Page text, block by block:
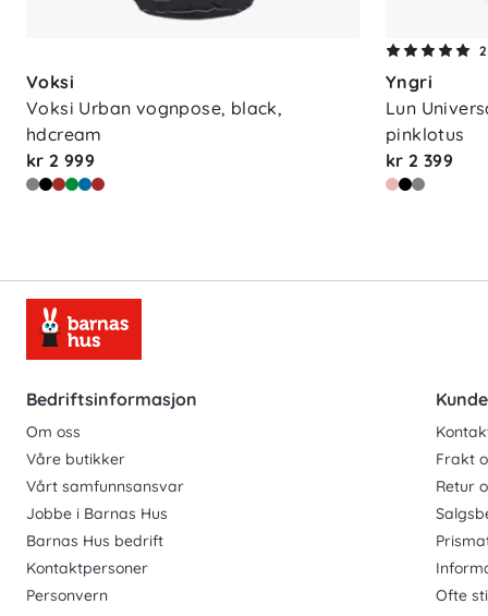
Voksi
Voksi Urban vognpose, black,
hdcream
kr 2 999
2
Yngri
Lun
pinklotus
kr 2 399
Bedriftsinformasjon
Om oss
Våre butikker
Vårt samfunnsansvar
Jobbe i Barnas Hus
Barnas Hus bedrift
Kontaktpersoner
Personvern
Frakt
Retur
Ofte